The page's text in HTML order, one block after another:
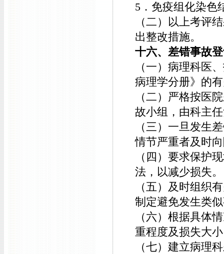
5．免疫组化染色
（二）以上考评
出整改措施。
十六、差错事故
（一）病理科医
病理学分册》的
（二）严格按医
故小组，由科主
（三）一旦发生
情节严重者及时
（四）要求保护
法，以减少损失。
（五）及时组织
制定避免发生类
（六）根据具体
重程度及损失大
（七）建立病理